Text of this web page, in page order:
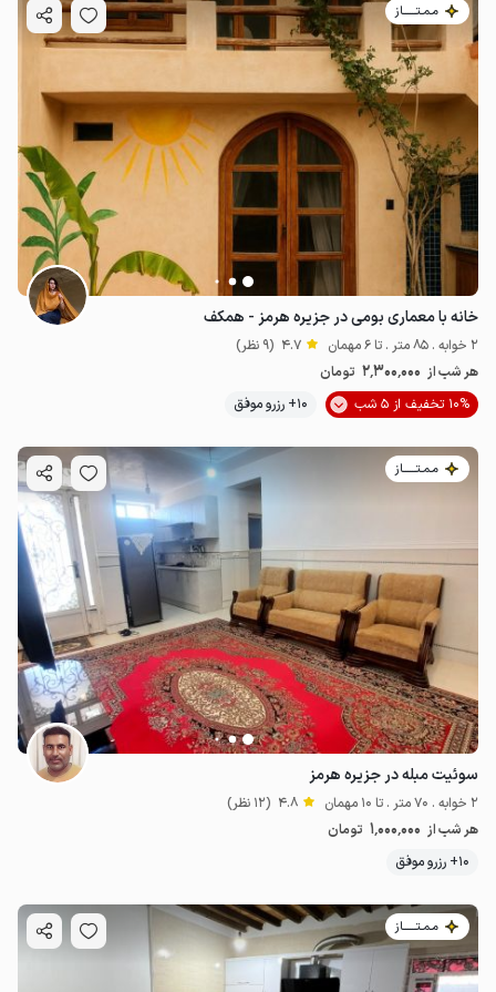
2میلیون ت 4.8
مـمـتــــــاز
خانه با معماری بومی در جزیره هرمز - همکف
2 خوابه . 85 متر . تا 6 مهمان 4.7 (9 نظر)
هر شب از 2٬300٬000 تومان
10% تخفیف از 5 شب
10+ رزرو موفق
مـمـتــــــاز
سوئیت مبله در جزیره هرمز
2 خوابه . 70 متر . تا 10 مهمان 4.8 (12 نظر)
هر شب از 1٬000٬000 تومان
10+ رزرو موفق
مـمـتــــــاز